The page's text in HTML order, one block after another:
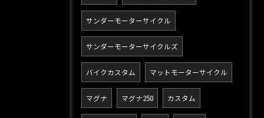
サンダーモーターサイクル
サンダーモーターサイクルズ
バイクカスタム マットモーターサイクル
マグナ マグナ250 カスタム